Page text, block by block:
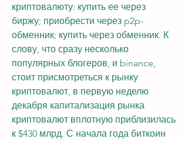
криптовалюту: купить ее через
биржу; приобрести через p2p-
обменник; купить через обменник. К
слову, что сразу несколько
популярных блогеров, и binance,
стоит присмотреться к рынку
криптовалют, в первую неделю
декабря капитализация рынка
криптовалют вплотную приблизилась
к $430 млрд. С начала года биткоин